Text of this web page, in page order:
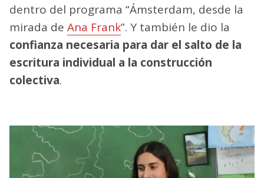
dentro del programa “Ámsterdam, desde la
mirada de Ana Frank”. Y también le dio la
confianza necesaria para dar el salto de la
escritura individual a la construcción
colectiva.